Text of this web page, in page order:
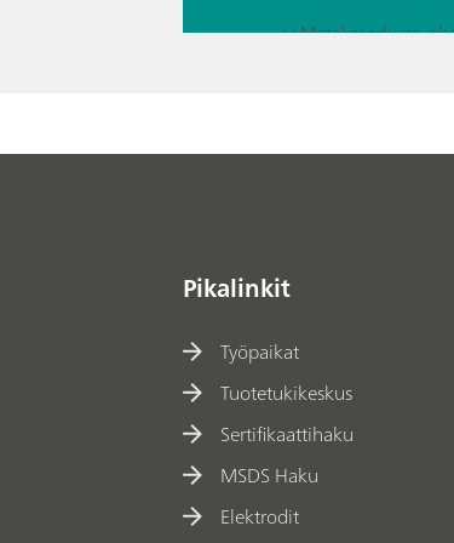
// Metal products,
Pikalinkit
Työpaikat
Tuotetukikeskus
Sertifikaattihaku
MSDS Haku
Elektrodit